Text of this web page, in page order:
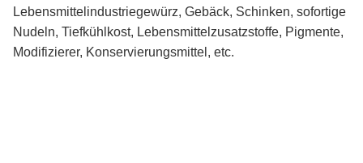
Lebensmittelindustriegewürz, Gebäck, Schinken, sofortige
Nudeln, Tiefkühlkost, Lebensmittelzusatzstoffe, Pigmente,
Modifizierer, Konservierungsmittel, etc.